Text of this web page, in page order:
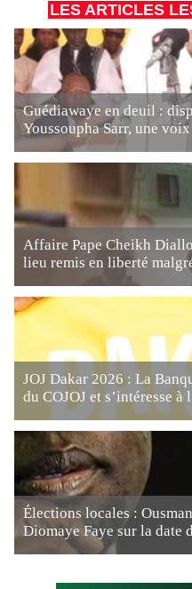
LES ARTICLES
Guédiawaye en deuil :
Youssoupha Sarr, une
Affaire Pape Cheikh
lieu remis en liberté
JOJ Dakar 2026 : La
du COJOJ et s’intéresse
Élections locales :
Diomaye Faye sur la date